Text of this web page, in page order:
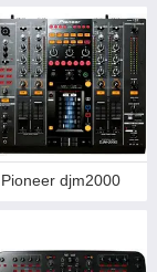
Pioneer djm2000